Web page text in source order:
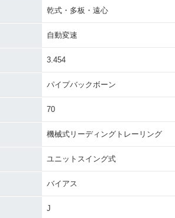
1988年 JOG Sporty Bla
1988年 JOG Sporty・追
乾式・多板・遠心
自動変速
3.454
パイプバックボーン
70
機械式リーディングトレーリング
ユニットスイング式
バイアス
J